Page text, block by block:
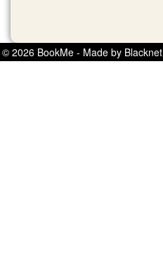
© 2026 BookMe - Made by Blacknet